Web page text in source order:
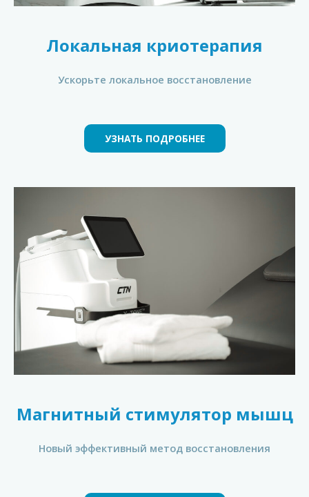
Локальная криотерапия
Ускорьте локальное восстановление
УЗНАТЬ ПОДРОБНЕЕ
Магнитный стимулятор мышц
Новый эффективный метод восстановления